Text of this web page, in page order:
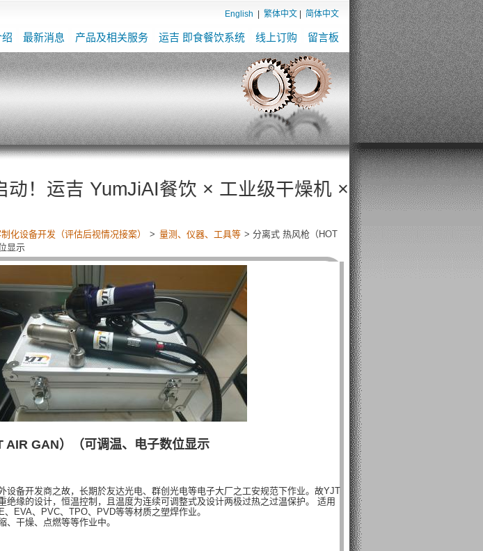
English 繁体中文 简体中文
最新消息 产品及相关服务 运吉 即食餐饮系统 线上订购 留言板
运吉 YumJiAI餐饮 × 工业级干燥机 × 全自动贩卖机，
化设备开发（评估后视情况接案） > 量测、仪器、工具等 > 分离式 热风枪（HOT
显示
AIR GAN）（可调温、电子数位显示
设备开发商之故，长期於友达光电、群创光电等电子大厂之工安规范下作业。故YJT
绝缘的设计，恒温控制，且温度为连续可调整式及设计两极过热之过温保护。 适用
EVA、PVC、TPO、PVD等等材质之塑焊作业。
、干燥、点燃等等作业中。